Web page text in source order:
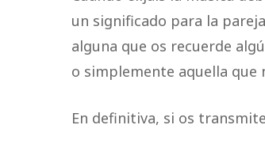
un significado para la
alguna que os recuerde
o simplemente aquella que
En definitiva, si os